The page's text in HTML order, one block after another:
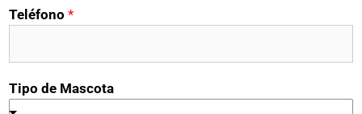
Teléfono *
Tipo de Mascota